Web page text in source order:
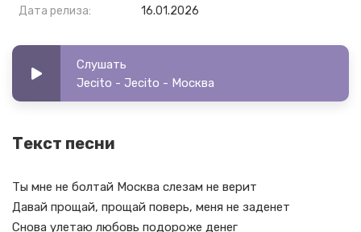
Дата релиза:
16.01.2026
Слушать
Jecito - Jecito - Москва
Текст песни
Ты мне не болтай Москва слезам не верит
Давай прощай, прощай поверь, меня не заденет
Снова улетаю любовь подороже денег